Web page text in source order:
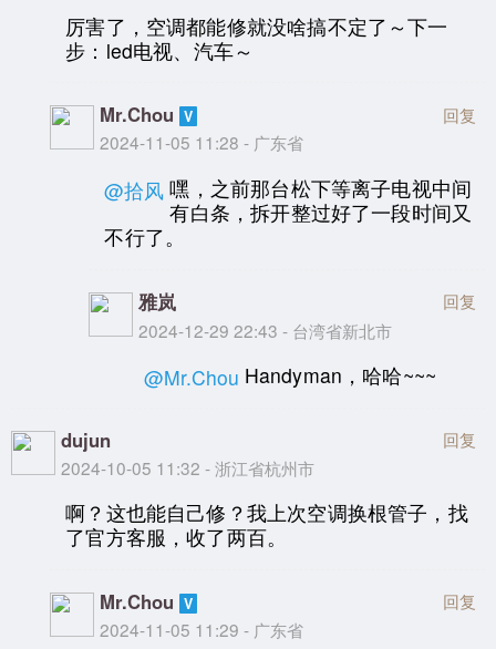
厉害了，空调都能修就没啥搞不定了～下一
步：led电视、汽车～
Mr.Chou
2024-11-05 11:28 - 广东省
回复
@拾风 嘿，之前那台松下等离子电视中间
有白条，拆开整过好了一段时间又
不行了。
雅岚
2024-12-29 22:43 - 台湾省新北市
回复
@Mr.Chou Handyman，哈哈~~~
dujun
2024-10-05 11:32 - 浙江省杭州市
回复
啊？这也能自己修？我上次空调换根管子，找
了官方客服，收了两百。
Mr.Chou
2024-11-05 11:29 - 广东省
回复